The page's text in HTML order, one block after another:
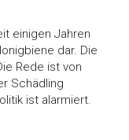
einigen Jahren
dar. Die
Rede ist von
Schädling
ist alarmiert.